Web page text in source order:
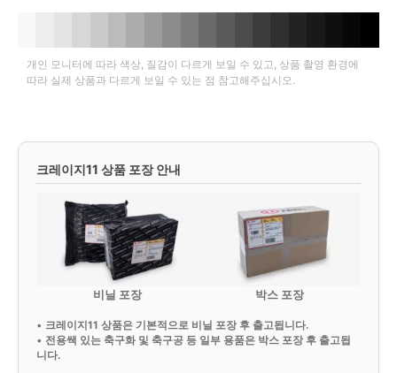
개인 모니터에 따라 색상, 질감이 다르게 보일 수 있고, 상품 촬영 환경에
따라 실제 상품과 다르게 보일 수 있는 점 참고해주십시오.
크레이지11 상품 포장 안내
비닐 포장 박스 포장
• 크레이지11 상품은 기본적으로 비닐 포장 후 출고됩니다.
• 전용쌕 있는 축구화 및 축구공 등 일부 용품은 박스 포장 후 출고됩
니다.